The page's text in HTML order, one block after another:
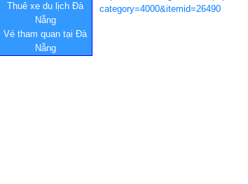
Thuê xe du lịch Đà
Nẵng
Vé tham quan tại Đà
Nẵng